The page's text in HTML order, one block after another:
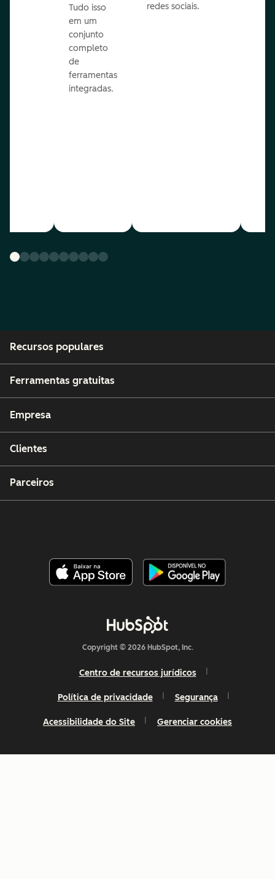
Tudo isso
em um
conjunto
completo
de
ferramentas
integradas.
redes sociais.
Recursos populares
Ferramentas gratuitas
Empresa
Clientes
Parceiros
Copyright © 2026 HubSpot, Inc.
Centro de recursos jurídicos
Política de privacidade Segurança
Acessibilidade do Site Gerenciar cookies